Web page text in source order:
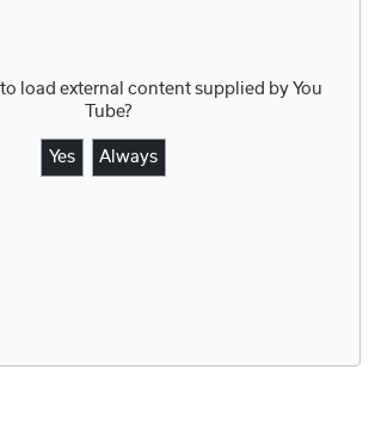
load external content supplied by You
Tube?
Yes Always